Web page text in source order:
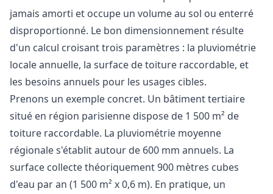
jamais amorti et occupe un volume au sol ou enterré
disproportionné. Le bon dimensionnement résulte
d'un calcul croisant trois paramètres : la pluviométrie
locale annuelle, la surface de toiture raccordable, et
les besoins annuels pour les usages cibles.
Prenons un exemple concret. Un bâtiment tertiaire
situé en région parisienne dispose de 1 500 m² de
toiture raccordable. La pluviométrie moyenne
régionale s'établit autour de 600 mm annuels. La
surface collecte théoriquement 900 mètres cubes
d'eau par an (1 500 m² x 0,6 m). En pratique, un